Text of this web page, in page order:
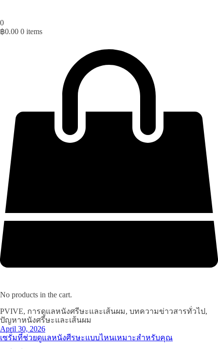
0
฿0.00 0 items
No products in the cart.
PVIVE, การดูแลหนังศรีษะและเส้นผม, บทความข่าวสารทั่วไป,
ปัญหาหนังศรีษะและเส้นผม
April 30, 2026
เซรั่มที่ช่วยดูแลหนังศีรษะแบบไหนเหมาะสำหรับคุณ